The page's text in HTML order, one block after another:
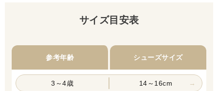
サイズ目安表
参考年齢 シューズサイズ
3～4歳 14～16cm